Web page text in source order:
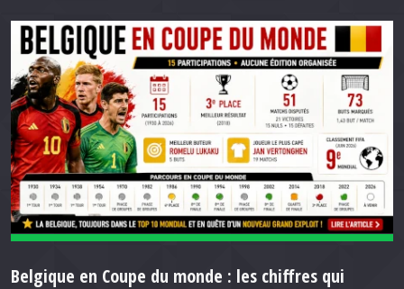
Belgique en Coupe du monde : les chiffres qui